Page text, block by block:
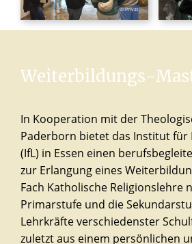
© Privat
Weiterbildungs-
In Kooperation mit der
Paderborn bietet das Institut
(IfL) in Essen einen
zur Erlangung eines
Fach Katholische Religionslehre
Primarstufe und die
Lehrkräfte verschiedenster
zuletzt aus einem persönlichen